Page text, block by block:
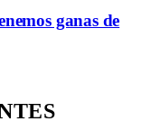
ganas de